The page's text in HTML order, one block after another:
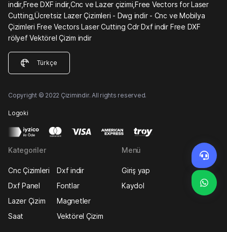
indir,Free DXF indir,Cnc ve Lazer çizimi,Free Vectors for Laser
Cutting,Ücretsiz Lazer Çizimleri - Dwg indir - Cnc ve Mobilya
Çizimleri Free Vectors Laser Cutting Cdr Dxf indir Free DXF
rölyef Vektörel Çizim indir
Türkçe
Copyright © 2022 Çizimindir. All rights reserved.
Logoki
Kategoriler
Cnc Çizimleri
Dxf indir
Dxf Panel
Fontlar
Lazer Çizim
Magnetler
Saat
Vektörel Çizim
Menü
Giriş yap
Kaydol